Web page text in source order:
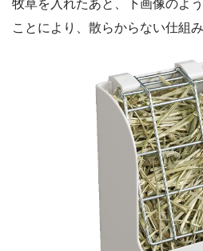
牧草を入れたあと、下画像のよ
ことにより、散らからない仕組み